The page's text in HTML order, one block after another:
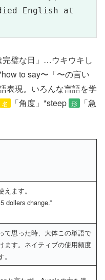
English at
完璧な日」…ウキウキし
to say〜「〜の言い
表現。いろんな言語を学
名 「角度」*steep 形
「急
えます。
5 dollers change.”
て思った時、大体この単語で
ます。ネイティブの使用頻度